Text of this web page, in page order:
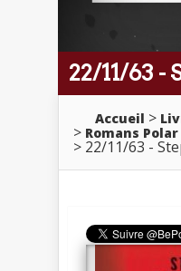
22/11/63 -
Accueil
Romans Polar
22/11/63 -